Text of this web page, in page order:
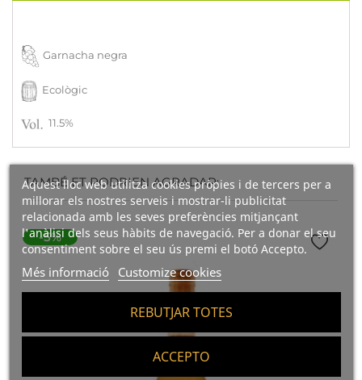
Aquest lloc web utilitza cookies pròpies i de tercers per a
millorar els nostres serveis i mostrar-li publicitat
relacionada amb les seves preferències mitjançant
l'anàlisi dels seus hàbits de navegació. Per a donar el seu
consentiment sobre el seu ús premi el botó Accepto.
Més informació Customize cookies
REBUTJAR TOTES
ACCEPTO
Garnacha negra
Ecològic
11.5%
TAMBÉ ET PODRIEN AGRADAR:
-5%